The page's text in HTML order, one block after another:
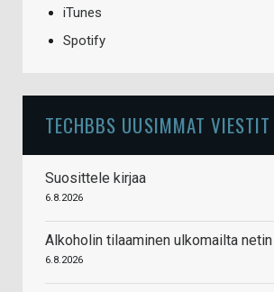
iTunes
Spotify
TECHBBS UUSIMMAT VIESTIT
Suosittele kirjaa
6.8.2026
Alkoholin tilaaminen ulkomailta
6.8.2026